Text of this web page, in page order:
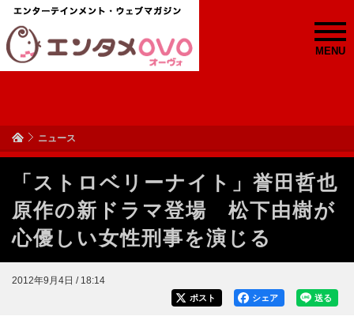
MENU
ニュース
「ストロベリーナイト」誉田哲也
原作の新ドラマ登場 松下由樹が
心優しい女性刑事を演じる
2012年9月4日 / 18:14
送る
シェア
ポスト